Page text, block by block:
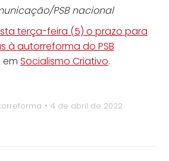
PSB nacional
terça-feira (5) o prazo para
à autorreforma do PSB
em Socialismo Criativo.
4 de abril de 2022